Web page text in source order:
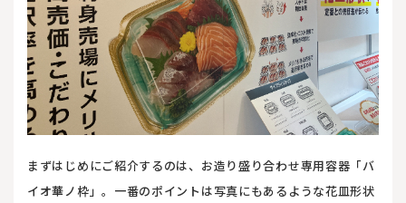
まずはじめにご紹介するのは、お造り盛り合わせ専用容器「バ
イオ華ノ枠」。一番のポイントは写真にもあるような花皿形状